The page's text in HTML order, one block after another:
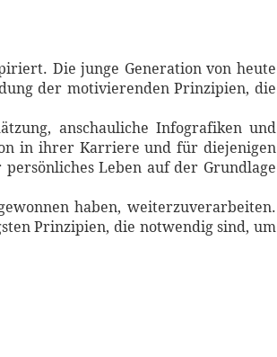
Die junge Generation von heute
der motivierenden Prinzipien, die
anschauliche Infografiken und
in ihrer Karriere und für diejenigen
Leben auf der Grundlage
haben, weiterzuverarbeiten.
Prinzipien, die notwendig sind, um